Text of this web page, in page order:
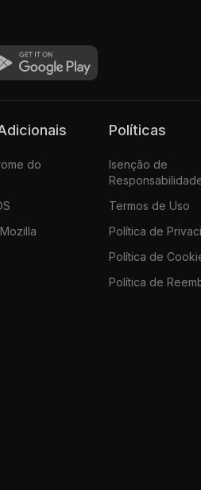
do
Políticas
Isenção de
Termos de Uso
Política de
Política de
Política de